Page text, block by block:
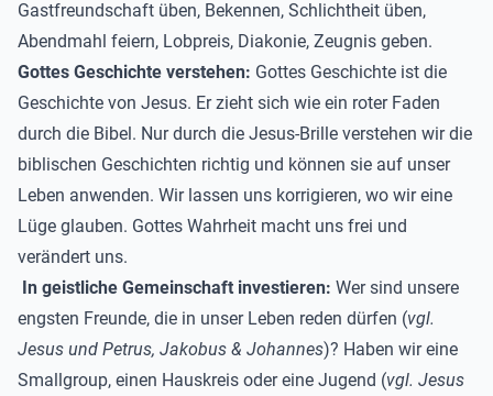
Gastfreundschaft üben, Bekennen, Schlichtheit üben,
Abendmahl feiern, Lobpreis, Diakonie, Zeugnis geben.
Gottes Geschichte verstehen: Gottes Geschichte ist die
Geschichte von Jesus. Er zieht sich wie ein roter Faden
durch die Bibel. Nur durch die Jesus-Brille verstehen wir die
biblischen Geschichten richtig und können sie auf unser
Leben anwenden. Wir lassen uns korrigieren, wo wir eine
Lüge glauben. Gottes Wahrheit macht uns frei und
verändert uns.
In geistliche Gemeinschaft investieren: Wer sind unsere
engsten Freunde, die in unser Leben reden dürfen (vgl.
Jesus und Petrus, Jakobus & Johannes)? Haben wir eine
Smallgroup, einen Hauskreis oder eine Jugend (vgl. Jesus